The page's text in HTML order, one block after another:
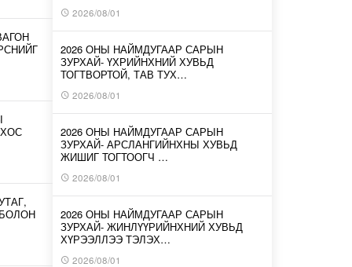
2026/08/01
2026 ОНЫ НАЙМДУГААР САРЫН
ЗУРХАЙ- ҮХРИЙНХНИЙ ХУВЬД
ТОГТВОРТОЙ, ТАВ ТУХ…
2026/08/01
2026 ОНЫ НАЙМДУГААР САРЫН
ЗУРХАЙ- АРСЛАНГИЙНХНЫ ХУВЬД
ЖИШИГ ТОГТООГЧ …
2026/08/01
2026 ОНЫ НАЙМДУГААР САРЫН
ЗУРХАЙ- ЖИНЛҮҮРИЙНХНИЙ ХУВЬД
ХҮРЭЭЛЛЭЭ ТЭЛЭХ…
2026/08/01